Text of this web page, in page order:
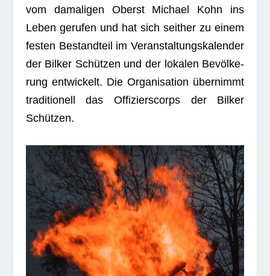
vom dama­li­gen Oberst Michael Kohn ins
Leben geru­fen und hat sich seit­her zu einem
fes­ten Bestand­teil im Ver­an­stal­tungs­ka­len­der
der Bil­ker Schüt­zen und der loka­len Bevöl­ke­
rung ent­wi­ckelt. Die Orga­ni­sa­tion über­nimmt
tra­di­tio­nell das Offi­ziers­corps der Bil­ker
Schützen.